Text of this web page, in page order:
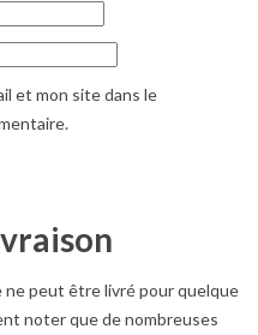
et mon site dans le
ne peut être livré pour quelque
noter que de nombreuses